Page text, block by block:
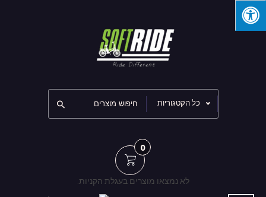
כל הקטגוריות
0
לא נמצאו מוצרים בעגלת הקניות.